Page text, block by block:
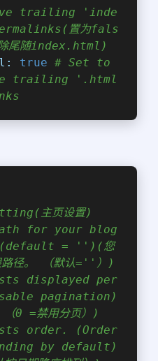
trailing 'inde
置为fals
除尾随index.html)
true # Set to
trailing '.html
主页设置)
for your blog
(default = '')(您
路径。 （默认=''）)
displayed per
pagination)
（0 =禁用分页）)
order. (Order
by default)